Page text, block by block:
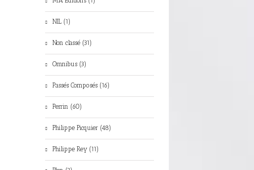
NIL (1)
Non classé (31)
Omnibus (3)
Passés Composés (16)
Perrin (60)
Philippe Picquier (48)
Philippe Rey (11)